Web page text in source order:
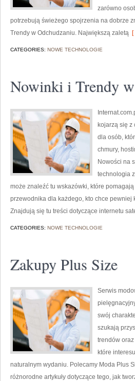
zarówno
potrzebują świeżego spojrzenia na dobrze
Trendy w Odchudzaniu. Największą zaletą
CATEGORIES: NOWE TECHNOLOGIE
Nowinki i Trendy
kojarzą się z
dla osób,
chmury,
Nowości na
technologia
może znaleźć tu wskazówki, które
przewodnika dla każdego, kto chce pewniej
Znajdują się tu treści dotyczące internetu
CATEGORIES: NOWE TECHNOLOGIE
Zakupy Plus Size
Serwis
swój
szukają
trendów
które
naturalnym wydaniu. Polecamy Moda Plus
różnorodne artykuły dotyczące tego, jak